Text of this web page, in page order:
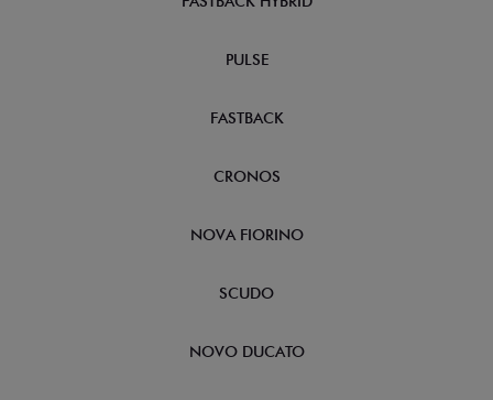
PULSE
FASTBACK
CRONOS
NOVA FIORINO
SCUDO
NOVO DUCATO